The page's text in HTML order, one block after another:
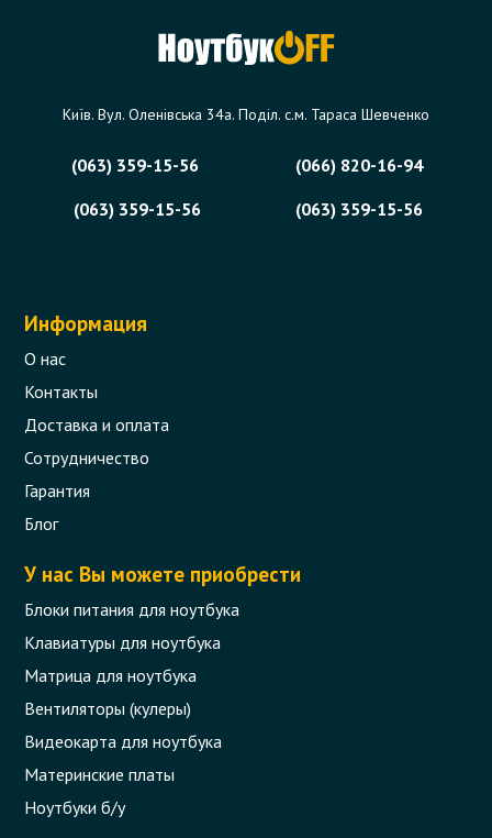
Київ. Вул. Оленівська 34а. Поділ. с.м. Тараса Шевченко
(063) 359-15-56
(066) 820-16-94
(063) 359-15-56
(063) 359-15-56
Информация
О нас
Контакты
Доставка и оплата
Сотрудничество
Гарантия
Блог
У нас Вы можете приобрести
Блоки питания для ноутбука
Клавиатуры для ноутбука
Матрица для ноутбука
Вентиляторы (кулеры)
Видеокарта для ноутбука
Материнские платы
Ноутбуки б/у